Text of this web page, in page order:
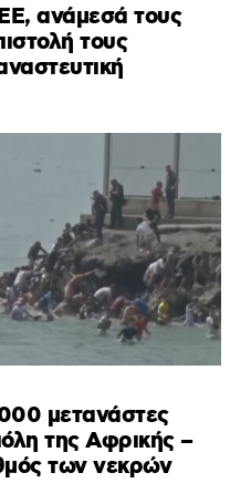
ανάμεσά τους
τους
μετανάστες
της Αφρικής –
των νεκρών